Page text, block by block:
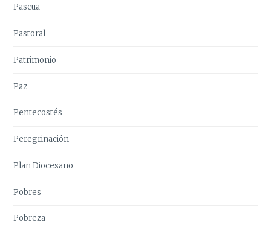
Pascua
Pastoral
Patrimonio
Paz
Pentecostés
Peregrinación
Plan Diocesano
Pobres
Pobreza